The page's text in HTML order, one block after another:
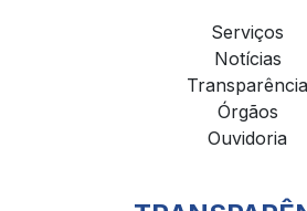
Serviços
Notícias
Transparência
Órgãos
Ouvidoria